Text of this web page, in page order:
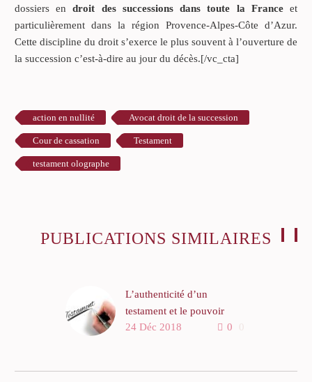
dossiers endroit des successions dans toute la Franceet
particulièrement dans la région Provence-Alpes-Côte d’Azur.
Cette discipline du droit s’exerce le plus souvent à l’ouverture de
la succession c’est-à-dire au jour du décès.[/vc_cta]
action en nullité Avocat droit de la succession
Cour de cassation Testament
testament olographe
PUBLICATIONS SIMILAIRES
L’authenticité d’un
testament et le pouvoir
souverain des juges du
Dans un arrêt de la Cour de
0 0
24 Déc 2018